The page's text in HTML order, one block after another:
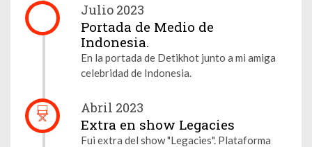
Julio 2023
Portada de Medio de
Indonesia.
En la portada de Detikhot junto a mi amiga
celebridad de Indonesia.
Abril 2023
Extra en show Legacies
Fui extra del show "Legacies". Plataforma